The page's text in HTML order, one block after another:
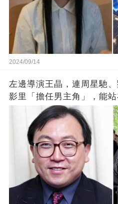
2024/09/14
左邊導演王晶，連周星馳
影里「擔任男主角」，能